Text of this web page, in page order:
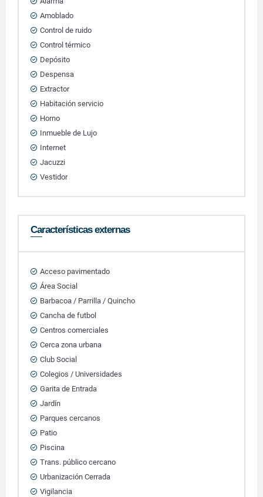
Amoblado
Control de ruido
Control térmico
Depósito
Despensa
Extractor
Habitación servicio
Horno
Inmueble de Lujo
Internet
Jacuzzi
Vestidor
Características externas
Acceso pavimentado
Área Social
Barbacoa / Parrilla / Quincho
Cancha de futbol
Centros comerciales
Cerca zona urbana
Club Social
Colegios / Universidades
Garita de Entrada
Jardín
Parques cercanos
Patio
Piscina
Trans. público cercano
Urbanización Cerrada
Vigilancia